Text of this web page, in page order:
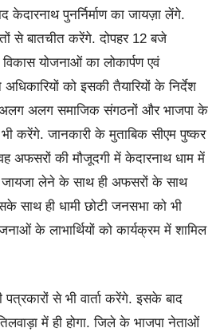
केदारनाथ पुनर्निर्माण का जायज़ा लेंगे.
से बातचीत करेंगे. दोपहर 12 बजे
योजनाओं का लोकार्पण एवं
को इसकी तैयारियों के निर्देश
अलग अलग समाजिक संगठनों और भाजपा के
भी करेंगे. जानकारी के मुताबिक सीएम पुष्कर
वह अफसरों की मौजूदगी में केदारनाथ धाम में
जायजा लेने के साथ ही अफसरों के साथ
साथ ही धामी छोटी जनसभा को भी
के लाभार्थियों को कार्यक्रम में शामिल
से भी वार्ता करेंगे. इसके बाद
में ही होगा. जिले के भाजपा नेताओं